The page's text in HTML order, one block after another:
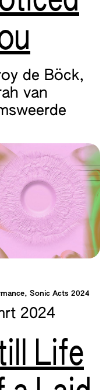
de Böck,
van
Sonic Acts 2024
2024
Life